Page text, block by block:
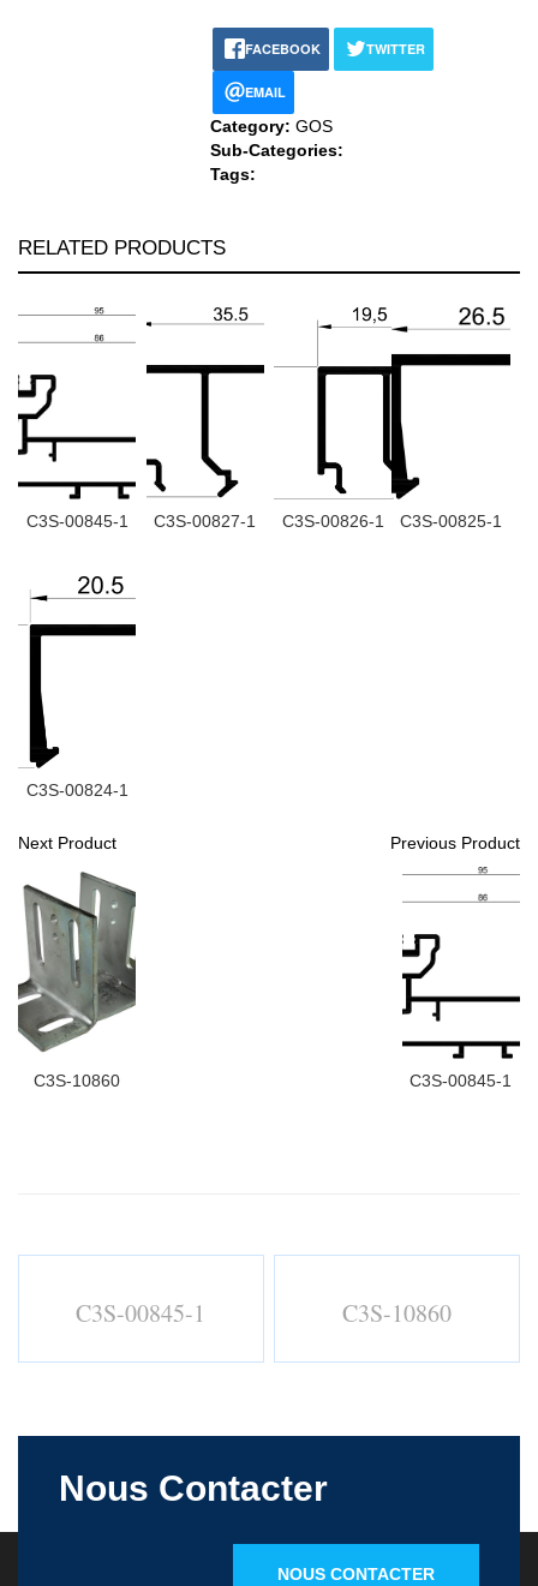
FACEBOOK TWITTER
EMAIL
Category: GOS
Sub-Categories:
Tags:
RELATED PRODUCTS
C3S-00845-1 C3S-00827-1 C3S-00826-1 C3S-00825-1
C3S-00824-1
Next Product
C3S-10860
Previous Product
C3S-00845-1
C3S-00845-1 C3S-10860
Nous Contacter
NOUS CONTACTER